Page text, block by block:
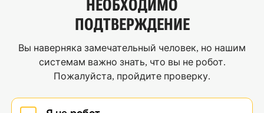
НЕОБХОДИМО
ПОДТВЕРЖДЕНИЕ
Вы наверняка замечательный человек, но нашим
системам важно знать, что вы не робот.
Пожалуйста, пройдите проверку.